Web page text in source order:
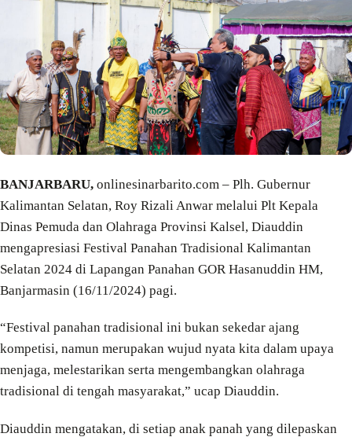
BANJARBARU, onlinesinarbarito.com – Plh. Gubernur
Kalimantan Selatan, Roy Rizali Anwar melalui Plt Kepala
Dinas Pemuda dan Olahraga Provinsi Kalsel, Diauddin
mengapresiasi Festival Panahan Tradisional Kalimantan
Selatan 2024 di Lapangan Panahan GOR Hasanuddin HM,
Banjarmasin (16/11/2024) pagi.
“Festival panahan tradisional ini bukan sekedar ajang
kompetisi, namun merupakan wujud nyata kita dalam upaya
menjaga, melestarikan serta mengembangkan olahraga
tradisional di tengah masyarakat,” ucap Diauddin.
Diauddin mengatakan, di setiap anak panah yang dilepaskan